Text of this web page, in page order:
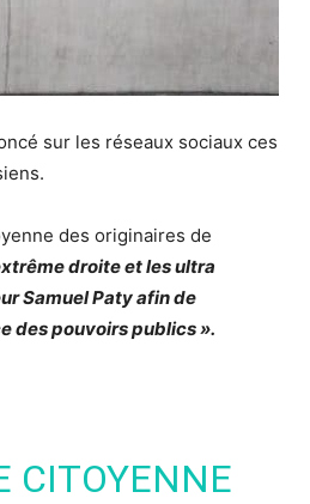
sur les réseaux sociaux ces
des originaires de
droite et les ultra
Samuel Paty afin de
des pouvoirs publics ».
CITOYENNE